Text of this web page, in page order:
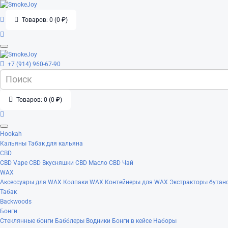
Товаров: 0 (0 ₽)
+7 (914) 960-67-90
Товаров: 0 (0 ₽)
Hookah
Кальяны Табак для кальяна
CBD
CBD Vape CBD Вкусняшки CBD Масло CBD Чай
WAX
Аксессуары для WAX Колпаки WAX Контейнеры для WAX Экстракторы
Табак
Backwoods
Бонги
Стеклянные бонги Бабблеры Водники Бонги в кейсе Наборы